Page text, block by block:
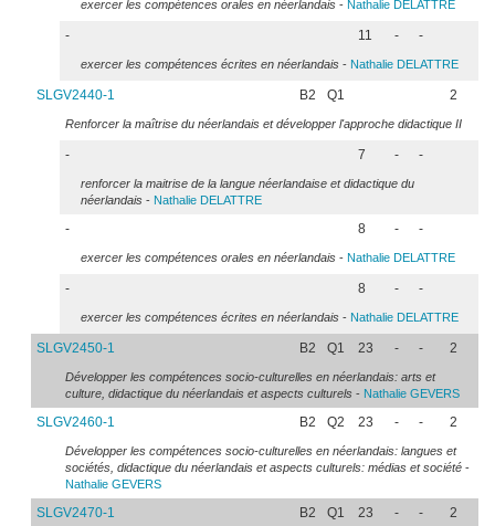
exercer les compétences orales en néerlandais - Nathalie DELATTRE
- 11 - -
exercer les compétences écrites en néerlandais - Nathalie DELATTRE
SLGV2440-1 B2 Q1 2
Renforcer la maîtrise du néerlandais et développer l'approche didactique II
- 7 - -
renforcer la maitrise de la langue néerlandaise et didactique du
néerlandais - Nathalie DELATTRE
- 8 - -
exercer les compétences orales en néerlandais - Nathalie DELATTRE
- 8 - -
exercer les compétences écrites en néerlandais - Nathalie DELATTRE
SLGV2450-1 B2 Q1 23 - - 2
Développer les compétences socio-culturelles en néerlandais: arts et
culture, didactique du néerlandais et aspects culturels - Nathalie GEVERS
SLGV2460-1 B2 Q2 23 - - 2
Développer les compétences socio-culturelles en néerlandais: langues et
sociétés, didactique du néerlandais et aspects culturels: médias et société -
Nathalie GEVERS
SLGV2470-1 B2 Q1 23 - - 2